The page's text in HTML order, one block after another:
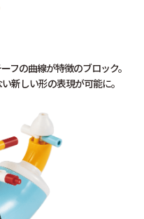
フの曲線が特徴のブロック。
新しい形の表現が可能に。